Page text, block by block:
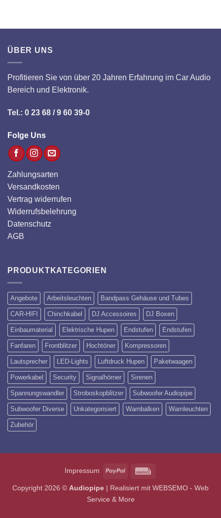
ÜBER UNS
Profitieren Sie von über 20 Jahren Erfahrung im Car Audio
Bereich und Elektronik.
Tel.: 0 23 68 / 9 60 39-0
Folge Uns
Zahlungsarten
Versandkosten
Vertrag widerrufen
Widerrufsbelehrung
Datenschutz
AGB
PRODUKTKATEGORIEN
Angebote Arbeitsleuchten Bandpass Gehäuse und Tubes
CAR-HIFI Chinchkabel DJ Accessoires DJ Boxen
Einbaumaterial Elektrische Hupen Endstufen Endstufen
Fanfaren Frontblitzer Hochtöner Kompressoren
Lautsprecher LED-Lights Luftdruck Hupen Paketwaagen
Powerkabel Security Signalhörner Sirenen
Spannungswandler Stroboskopblitzer Subwoofer Audiopipe
Subwoofer Diverse Unkategorisiert Warnbalken Warnleuchten
Zubehör
Impressum PayPal
Copyright 2026 © Audiopipe | Realisiert mit WEBSEMO - Web
Service & More